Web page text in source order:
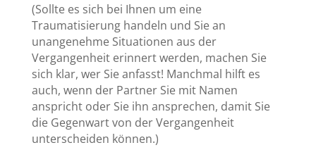
(Sollte es sich bei Ihnen um eine
Traumatisierung handeln und Sie an
unangenehme Situationen aus der
Vergangenheit erinnert werden, machen Sie
sich klar, wer Sie anfasst! Manchmal hilft es
auch, wenn der Partner Sie mit Namen
anspricht oder Sie ihn ansprechen, damit Sie
die Gegenwart von der Vergangenheit
unterscheiden können.)